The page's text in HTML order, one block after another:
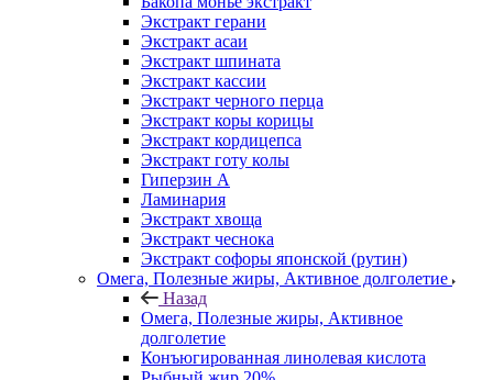
Экстракт герани
Экстракт асаи
Экстракт шпината
Экстракт кассии
Экстракт черного перца
Экстракт коры корицы
Экстракт кордицепса
Экстракт готу колы
Гиперзин А
Ламинария
Экстракт хвоща
Экстракт чеснока
Экстракт софоры японской (рутин)
Омега, Полезные жиры, Активное долголетие
Назад
Омега, Полезные жиры, Активное
долголетие
Конъюгированная линолевая кислота